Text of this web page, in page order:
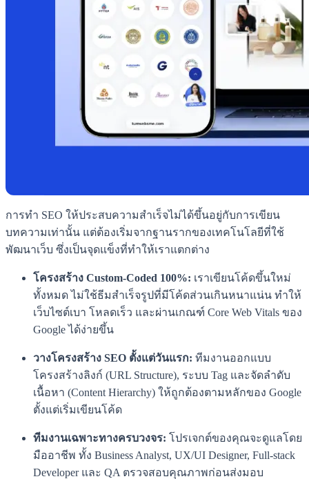
การทำ SEO ให้ประสบความสำเร็จไม่ได้ขึ้นอยู่กับการเขียน
บทความเท่านั้น แต่ต้องเริ่มจากฐานรากของเทคโนโลยีที่ใช้
พัฒนาเว็บ ซึ่งเป็นจุดแข็งที่ทำให้เราแตกต่าง
โครงสร้าง Custom-Coded 100%: เราเขียนโค้ดขึ้นใหม่
ทั้งหมด ไม่ใช้ธีมสำเร็จรูปที่มีโค้ดส่วนเกินหนาแน่น ทำให้
เว็บไซต์เบา โหลดเร็ว และผ่านเกณฑ์ Core Web Vitals ของ
Google ได้ง่ายขึ้น
วางโครงสร้าง SEO ตั้งแต่วันแรก: ทีมงานออกแบบ
โครงสร้างลิงก์ (URL Structure), ระบบ Tag และจัดลำดับ
เนื้อหา (Content Hierarchy) ให้ถูกต้องตามหลักของ Google
ตั้งแต่เริ่มเขียนโค้ด
ทีมงานเฉพาะทางครบวงจร: โปรเจกต์ของคุณจะดูแลโดย
มืออาชีพ ทั้ง Business Analyst, UX/UI Designer, Full-stack
Developer และ QA ตรวจสอบคุณภาพก่อนส่งมอบ